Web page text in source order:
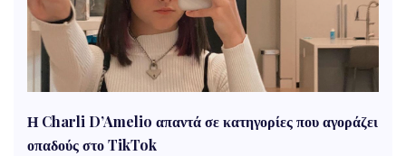
Η Charli D’Amelio απαντά σε κατηγορίες που αγοράζει
οπαδούς στο TikTok